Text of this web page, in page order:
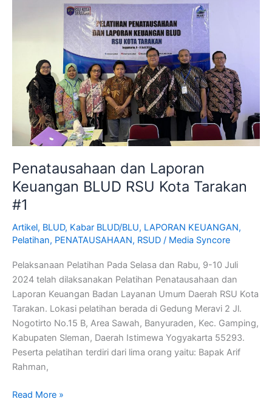
Penatausahaan dan Laporan
Keuangan BLUD RSU Kota Tarakan
#1
Artikel, BLUD, Kabar BLUD/BLU, LAPORAN KEUANGAN,
Pelatihan, PENATAUSAHAAN, RSUD / Media Syncore
Pelaksanaan Pelatihan Pada Selasa dan Rabu, 9-10 Juli
2024 telah dilaksanakan Pelatihan Penatausahaan dan
Laporan Keuangan Badan Layanan Umum Daerah RSU Kota
Tarakan. Lokasi pelatihan berada di Gedung Meravi 2 Jl.
Nogotirto No.15 B, Area Sawah, Banyuraden, Kec. Gamping,
Kabupaten Sleman, Daerah Istimewa Yogyakarta 55293.
Peserta pelatihan terdiri dari lima orang yaitu: Bapak Arif
Rahman,
Tarakan
Read More »